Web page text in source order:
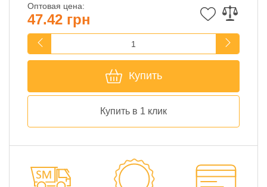
Оптовая цена:
47.42 грн
Купить
Купить в 1 клик